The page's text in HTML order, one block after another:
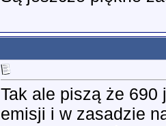
Tak ale piszą że 690
emisji i w zasadzie